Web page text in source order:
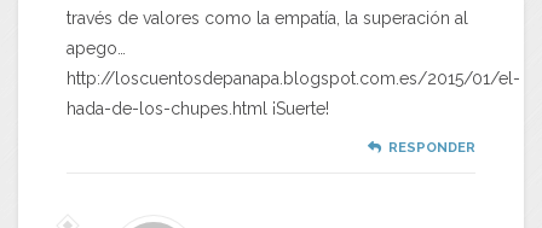
través de valores como la empatía, la superación al
apego…
http://loscuentosdepanapa.blogspot.com.es/2015/01/el-
hada-de-los-chupes.html ¡Suerte!
RESPONDER